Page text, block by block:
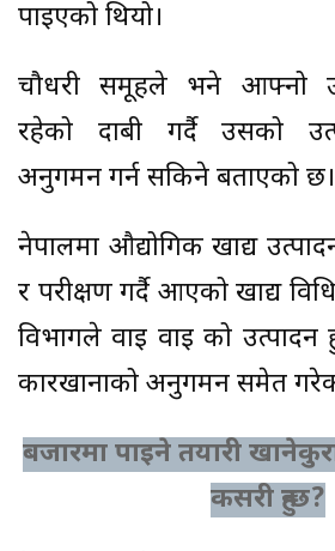
पाइएको थियो।
चौधरी समूहले भने आफ्नो
रहेको दाबी गर्दै उसको
अनुगमन गर्न सकिने बताएको छ।
नेपालमा औद्योगिक खाद्य
र परीक्षण गर्दै आएको खाद्य
विभागले वाइ वाइ को
कारखानाको अनुगमन समेत
बजारमा पाइने तयारी
कसरी हुन्छ?